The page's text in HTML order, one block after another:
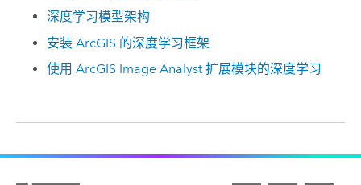
深度学习模型架构
安装 ArcGIS 的深度学习框架
使用 ArcGIS Image Analyst 扩展模块的深度学习